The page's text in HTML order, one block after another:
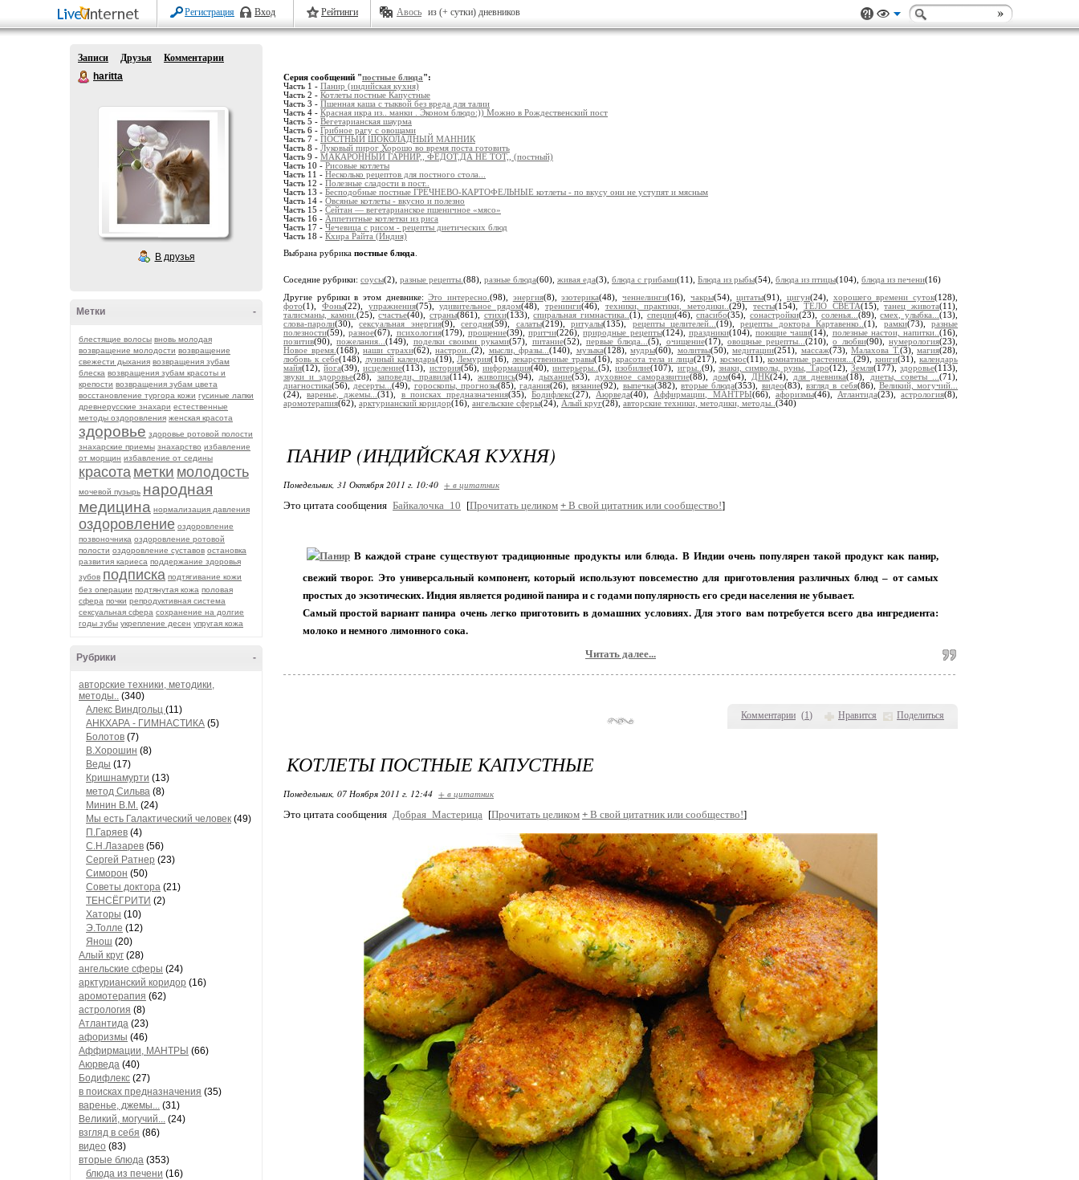
Регистрация Вход Рейтинги Авось из (+ сутки) дневников
Записи Друзья
Комментарии
haritta
В друзья
-
Метки
блестящие волосы вновь молодая
возвращение молодости возвращение
свежести дыхания возвращения зубам
блеска возвращения зубам красоты и
крепости возвращения зубам цвета
восстановление тургора кожи гусиные лапки
древнерусские знахари естественные
методы оздоровления женская красота
здоровье здоровье ротовой полости
знахарские приемы знахарство избавление
от морщин избавление от седины
красота метки молодость
мочевой пузырь народная
медицина нормализация давления
оздоровление оздоровление
позвоночника оздоровление ротовой
полости оздоровление суставов остановка
развития кариеса поддержание здоровья
зубов подписка подтягивание кожи
без операции подтянутая кожа половая
сфера почки репродуктивная система
сексуальная сфера сохранение на долгие
годы зубы укрепление десен упругая кожа
-
Рубрики
авторские техники, методики,
методы.. (340)
Алекс Виндгольц (11)
АНКХАРА - ГИМНАСТИКА (5)
Болотов (7)
В.Хорошин (8)
Веды (17)
Кришнамурти (13)
метод Сильва (8)
Минин В.М. (24)
Мы есть Галактический человек (49)
П.Гаряев (4)
С.Н.Лазарев (56)
Сергей Ратнер (23)
Симорон (50)
Советы доктора (21)
ТЕНСЁГРИТИ (2)
Хаторы (10)
Э.Толле (12)
Янош (20)
Алый круг (28)
ангельские сферы (24)
арктурианский коридор (16)
аромотерапия (62)
астрология (8)
Атлантида (23)
афоризмы (46)
Аффирмации, МАНТРЫ (66)
Аюрведа (40)
Бодифлекс (27)
в поисках предназначения (35)
варенье, джемы... (31)
Великий, могучий... (24)
взгляд в себя (86)
видео (83)
вторые блюда (353)
блюда из печени (16)
Серия сообщений "постные блюда":
Часть 1 - Панир (индийская кухня)
Часть 2 - Котлеты постные Капустные
Часть 3 - Пшенная каша с тыквой без вреда для талии
Часть 4 - Красная икра из.. манки . Эконом блюдо:)) Можно в Рождественский пост
Часть 5 - Вегетарианская шаурма
Часть 6 - Грибное рагу с овощами
Часть 7 - ПОСТНЫЙ ШОКОЛАДНЫЙ МАННИК
Часть 8 - Луковый пирог Хорошо во время поста готовить
Часть 9 - МАКАРОННЫЙ ГАРНИР,, ФЕДОТ,ДА НЕ ТОТ,, (постный)
Часть 10 - Рисовые котлеты
Часть 11 - Несколько рецептов для постного стола...
Часть 12 - Полезные сладости в пост..
Часть 13 - Бесподобные постные ГРЕЧНЕВО-КАРТОФЕЛЬНЫЕ котлеты - по вкусу они не уступят и мясным
Часть 14 - Овсяные котлеты - вкусно и полезно
Часть 15 - Сейтан — вегетарианское пшеничное «мясо»
Часть 16 - Аппетитные котлетки из риса
Часть 17 - Чечевица с рисом - рецепты диетических блюд
Часть 18 - Кхира Райта (Индия)
Выбрана рубрика постные блюда
Соседние рубрики: соусы(2), разные рецепты. (88), разные блюда(60), живая еда(3), блюда с грибами(11), Блюда из рыбы(54), блюда из птицы(104), блюда из печени(16)
Другие рубрики в этом дневнике:Это интересно.(98), энергия(8),эзотерика(48),ченнелинги(16), чакры(54),цитаты(91),цигун(24), хорошего времени суток(128),
фото(1), Фоны(22), упражнения(75),удивительное рядом(48), тренинги(46), техники, практики, методики..(29),тесты(154), ТЕЛО СВЕТА(15),танец живота(11),
талисманы, камни. (25),счастье(40),страны(861), стихи(133),спиральная гимнастика..(1), специи(46),спасибо(35),сонастройки(23), соленья... (89),смех, улыбка...(13),
слова-пароли(30),сексуальная энергия(9),сегодня(59), салаты(219),ритуалы(135), рецепты целителей... (19),рецепты доктора Картавенко..(1), рамки(73),разные
полезности(59),разное(67), психология(179), прощение(39), притчи(226),природные рецепты(124), праздники(104), поющие чаши(14), полезные настои, напитки.. (16),
позитив(90),пожелания...(149), поделки своими руками(57), питание(52), первые блюда...(5), очищение(17), овощные рецепты...(210),о любви(90),нумерология(23),
Новое время. (168), наши страхи(62), настрои.. (2), мысли, фразы... (140), музыка(128), мудры(60), молитвы(50), медитации(251), массаж(73), Малахова Т.(3), магия(28),
любовь к себе(148), лунный календарь(19), Лемурия(16), лекарственные травы(16), красота тела и лица(217), космос(11),комнатные растения...(29),книги(31), календарь
майя(12),йога(39),исцеление(113), история(56), информация(40),интерьеры..(5),изобилие(107), игры.. (9), знаки, символы, руны, Таро(12), Земля(177),здоровье(113),
звуки и здоровье(28), заповеди, правила(114),живопись(94), дыхание(53), духовное саморазвитие(88), дом(64), ДНК(24), для дневника(18), диеты, советы ...(71),
диагностика(56), десерты...(49), гороскопы, прогнозы(85),гадания(26),вязание(92), выпечка(382),вторые блюда(353), видео(83), взгляд в себя(86), Великий, могучий...
(24),варенье, джемы...(31), в поисках предназначения(35),Бодифлекс(27), Аюрведа(40), Аффирмации, МАНТРЫ(66), афоризмы(46), Атлантида(23),астрология(8),
аромотерапия(62), арктурианский коридор(16), ангельские сферы(24), Алый круг(28), авторские техники, методики, методы.. (340)
Комментарии (1) Нравится Поделиться
ПАНИР (ИНДИЙСКАЯ КУХНЯ)
Понедельник, 31 Октября 2011 г. 10:40 + в цитатник
Это цитата сообщения Байкалочка_10 [Прочитать целиком + В свой цитатник или сообщество!]
В каждой стране существуют традиционные продукты или блюда. В Индии очень популярен такой продукт как панир,
свежий творог. Это универсальный компонент, который используют повсеместно для приготовления различных блюд – от самых
простых до экзотических. Индия является родиной панира и с годами популярность его среди населения не убывает.
Самый простой вариант панира очень легко приготовить в домашних условиях. Для этого вам потребуется всего два ингредиента:
молоко и немного лимонного сока.
Читать далее...
КОТЛЕТЫ ПОСТНЫЕ КАПУСТНЫЕ
Понедельник, 07 Ноября 2011 г. 12:44 + в цитатник
Это цитата сообщения Добрая_Мастерица [Прочитать целиком + В свой цитатник или сообщество!]